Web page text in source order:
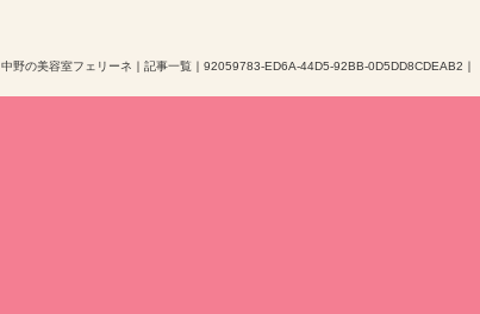
中野の美容室フェリーネ ｜ 記事一覧 ｜ 92059783-ED6A-44D5-92BB-0D5DD8CDEAB2 ｜